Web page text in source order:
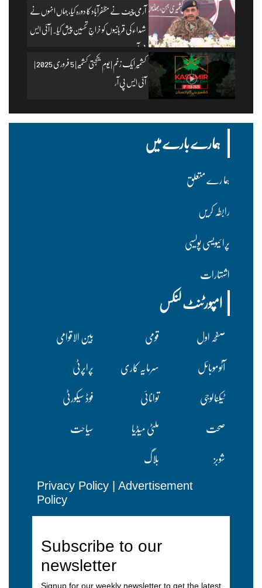
آرمی چیف نے مظفرآباد کا دورہ کیا، جہاں انہوں نے
شہداء کی قربانیوں کو خراجِ تحسین پیش کیا۔ | آئی ایس
پی آر
کشمیر ایک زخم | یومِ یکجہتی کشمیر | 5 فروری 2025 |
آئی ایس پی آر
ہمارے بارے میں
ہما رے متعلق
رابطہ کریں
پرا ئیویسی پولسیی
اشتہارات
امپورٹنٹ لنکس
صفحہ اول قومی
بین الاقوامی
آٹوموبائل
سرمایہ کاری
پراپرٹی
ٹیکنالوجی
توانائی
فوڈ سیکورٹی
صحت
ملٹی میڈیا
سیاحت
شوبز
بلاگ
Privacy Policy
Advertisement
Policy
Subscribe to our
newsletter
Signup for our weekly newsletter to get the latest